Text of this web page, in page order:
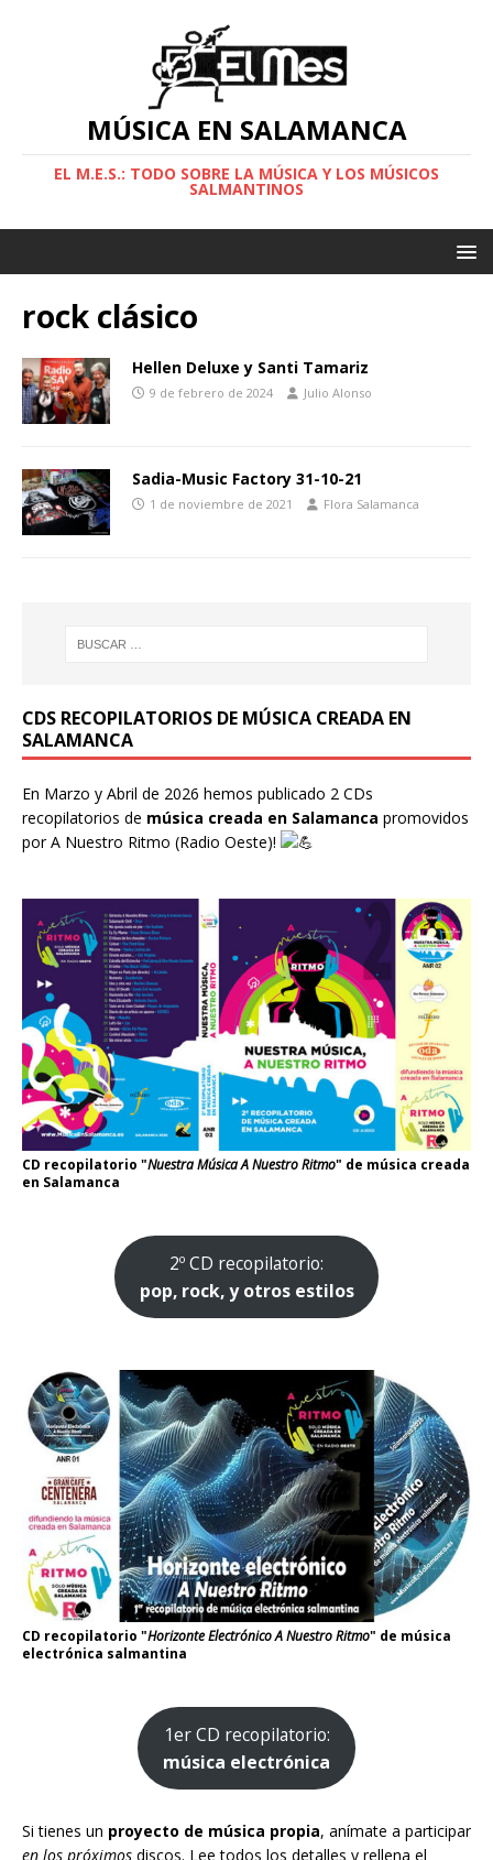
MÚSICA EN SALAMANCA
EL M.E.S.: TODO SOBRE LA MÚSICA Y LOS MÚSICOS
SALMANTINOS
rock clásico
Hellen Deluxe y Santi Tamariz
9 de febrero de 2024 Julio Alonso
Sadia-Music Factory 31-10-21
1 de noviembre de 2021 Flora Salamanca
CDS RECOPILATORIOS DE MÚSICA CREADA EN
SALAMANCA
En Marzo y Abril de 2026 hemos publicado 2 CDs
recopilatorios de música creada en Salamanca promovidos
porA Nuestro Ritmo (Radio Oeste)!
CD recopilatorio "Nuestra Música A Nuestro Ritmo" de música creada
en Salamanca
2º CD recopilatorio:
pop, rock, y otros estilos
CD recopilatorio "Horizonte Electrónico A Nuestro Ritmo" de música
electrónica salmantina
1er CD recopilatorio:
música electrónica
Si tienes un proyecto de música propia, anímate a participar
en los próximos discos. Lee todos los detalles y rellena el